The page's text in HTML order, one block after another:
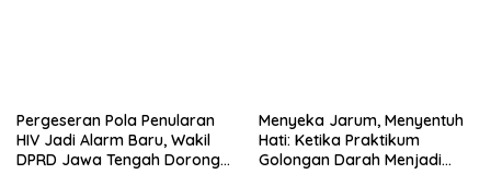
Pergeseran Pola Penularan
HIV Jadi Alarm Baru, Wakil
DPRD Jawa Tengah Dorong
Menyeka Jarum, Menyentuh
Hati: Ketika Praktikum
Golongan Darah Menjadi